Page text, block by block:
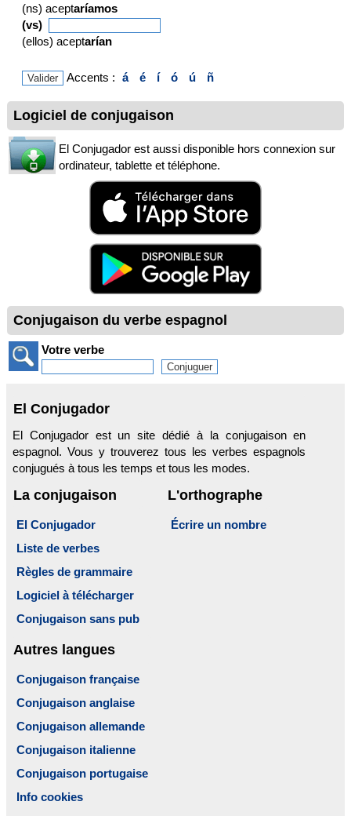
(ns) aceptaríamos
(vs)
(ellos) aceptarían
Accents : á é í ó ú ñ
Logiciel de conjugaison
El Conjugador est aussi disponible hors connexion sur
ordinateur, tablette et téléphone.
Conjugaison du verbe espagnol
Votre verbe
El Conjugador
El Conjugador est un site dédié à la conjugaison en
espagnol. Vous y trouverez tous les verbes espagnols
conjugués à tous les temps et tous les modes.
La conjugaison
El Conjugador
Liste de verbes
Règles de grammaire
Logiciel à télécharger
Conjugaison sans pub
L'orthographe
Écrire un nombre
Autres langues
Conjugaison française
Conjugaison anglaise
Conjugaison allemande
Conjugaison italienne
Conjugaison portugaise
Info cookies